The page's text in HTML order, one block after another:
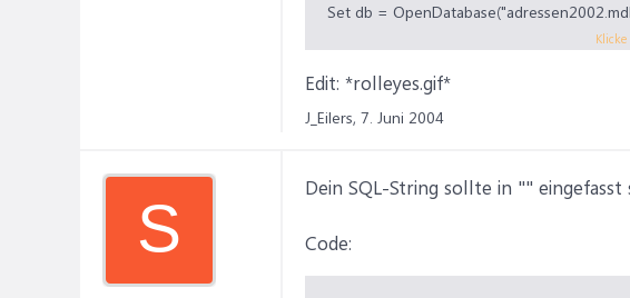
Set db =
Edit: *rolleyes.gif*
J_Eilers, 7. Juni 2004
S
Dein SQL-String sollte in "" eingefasst
Code: